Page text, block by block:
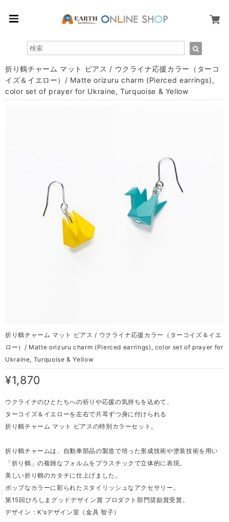
折り鶴チャーム マット ピアス / ウクライナ応援カラー（ターコ
イズ＆イエロー）/ Matte orizuru charm (Pierced earrings),
color set of prayer for Ukraine, Turquoise & Yellow
折り鶴チャーム マット ピアス / ウクライナ応援カラー（ターコイズ＆イエ
ロー）/ Matte orizuru charm (Pierced earrings), color set of prayer for
Ukraine, Turquoise & Yellow
¥1,870
ウクライナのひとたちへの祈りや応援の気持ちを込めて、
ターコイズ＆イエローを左右で片耳ずつ身に付けられる
折り鶴チャーム マット ピアスの特別カラーセット。
折り鶴チャームは、自動車部品の製造で培った形成技術や塗装技術を用い
「折り鶴」の複雑なフォルムをプラスチックで立体的に表現。
美しい折り鶴のカタチに仕上げました。
ポップなカラーに彩られたスタイリッシュなアクセサリー。
第15回ひろしまグッドデザイン賞 プロダクト部門奨励賞受賞。
デザイン：K'sデザイン室（金具 智子）